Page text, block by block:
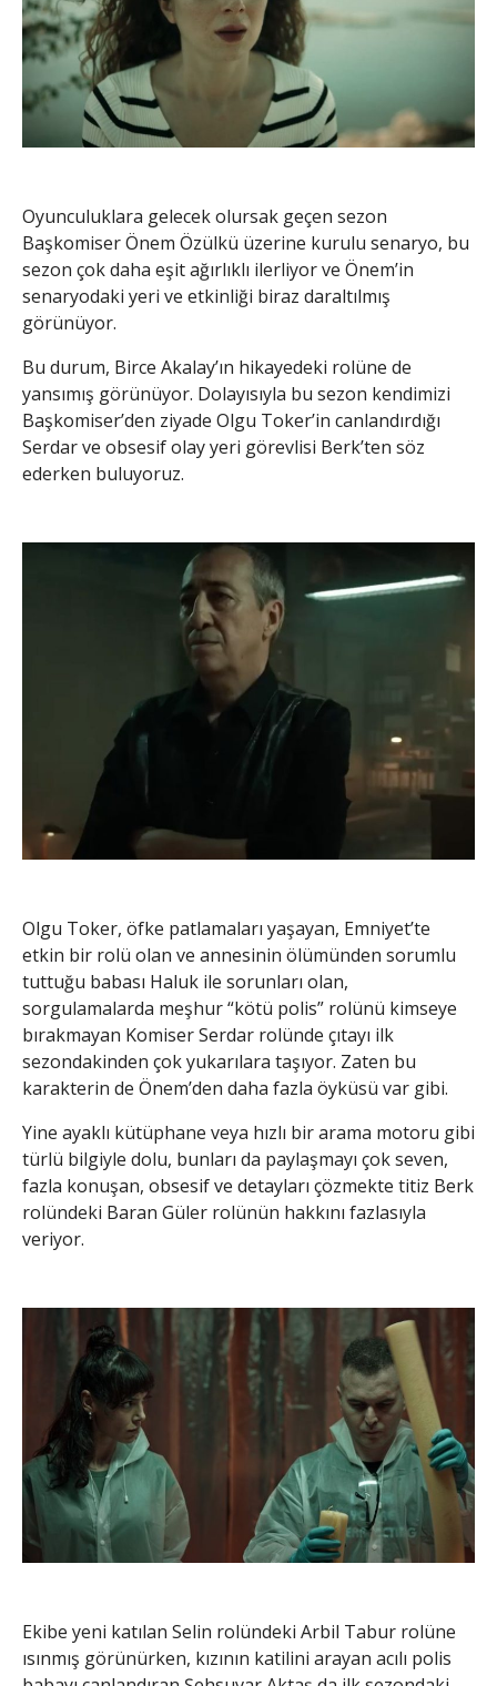
Oyunculuklara gelecek olursak geçen sezon
Başkomiser Önem Özülkü üzerine kurulu senaryo, bu
sezon çok daha eşit ağırlıklı ilerliyor ve Önem’in
senaryodaki yeri ve etkinliği biraz daraltılmış
görünüyor.
Bu durum, Birce Akalay’ın hikayedeki rolüne de
yansımış görünüyor. Dolayısıyla bu sezon kendimizi
Başkomiser’den ziyade Olgu Toker’in canlandırdığı
Serdar ve obsesif olay yeri görevlisi Berk’ten söz
ederken buluyoruz.
Olgu Toker, öfke patlamaları yaşayan, Emniyet’te
etkin bir rolü olan ve annesinin ölümünden sorumlu
tuttuğu babası Haluk ile sorunları olan,
sorgulamalarda meşhur “kötü polis” rolünü kimseye
bırakmayan Komiser Serdar rolünde çıtayı ilk
sezondakinden çok yukarılara taşıyor. Zaten bu
karakterin de Önem’den daha fazla öyküsü var gibi.
Yine ayaklı kütüphane veya hızlı bir arama motoru gibi
türlü bilgiyle dolu, bunları da paylaşmayı çok seven,
fazla konuşan, obsesif ve detayları çözmekte titiz Berk
rolündeki Baran Güler rolünün hakkını fazlasıyla
veriyor.
Ekibe yeni katılan Selin rolündeki Arbil Tabur rolüne
ısınmış görünürken, kızının katilini arayan acılı polis